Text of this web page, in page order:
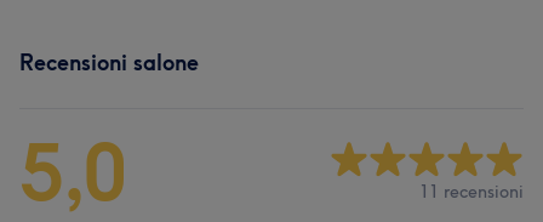
Recensioni salone
5,0 11 recensioni